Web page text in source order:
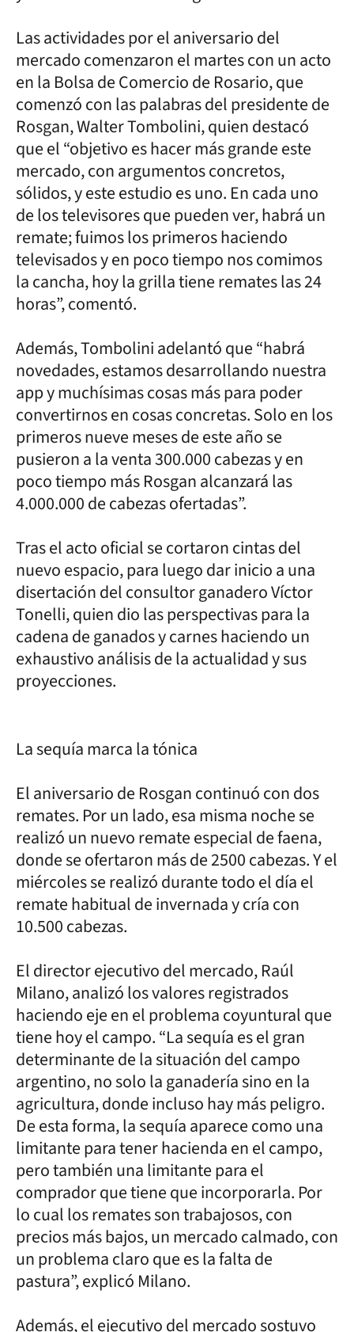
Las actividades por el aniversario del
mercado comenzaron el martes con un acto
en la Bolsa de Comercio de Rosario, que
comenzó con las palabras del presidente de
Rosgan, Walter Tombolini, quien destacó
que el “objetivo es hacer más grande este
mercado, con argumentos concretos,
sólidos, y este estudio es uno. En cada uno
de los televisores que pueden ver, habrá un
remate; fuimos los primeros haciendo
televisados y en poco tiempo nos comimos
la cancha, hoy la grilla tiene remates las 24
horas”, comentó.
Además, Tombolini adelantó que “habrá
novedades, estamos desarrollando nuestra
app y muchísimas cosas más para poder
convertirnos en cosas concretas. Solo en los
primeros nueve meses de este año se
pusieron a la venta 300.000 cabezas y en
poco tiempo más Rosgan alcanzará las
4.000.000 de cabezas ofertadas”.
Tras el acto oficial se cortaron cintas del
nuevo espacio, para luego dar inicio a una
disertación del consultor ganadero Víctor
Tonelli, quien dio las perspectivas para la
cadena de ganados y carnes haciendo un
exhaustivo análisis de la actualidad y sus
proyecciones.
La sequía marca la tónica
El aniversario de Rosgan continuó con dos
remates. Por un lado, esa misma noche se
realizó un nuevo remate especial de faena,
donde se ofertaron más de 2500 cabezas. Y el
miércoles se realizó durante todo el día el
remate habitual de invernada y cría con
10.500 cabezas.
El director ejecutivo del mercado, Raúl
Milano, analizó los valores registrados
haciendo eje en el problema coyuntural que
tiene hoy el campo. “La sequía es el gran
determinante de la situación del campo
argentino, no solo la ganadería sino en la
agricultura, donde incluso hay más peligro.
De esta forma, la sequía aparece como una
limitante para tener hacienda en el campo,
pero también una limitante para el
comprador que tiene que incorporarla. Por
lo cual los remates son trabajosos, con
precios más bajos, un mercado calmado, con
un problema claro que es la falta de
pastura”, explicó Milano.
Además, el ejecutivo del mercado sostuvo